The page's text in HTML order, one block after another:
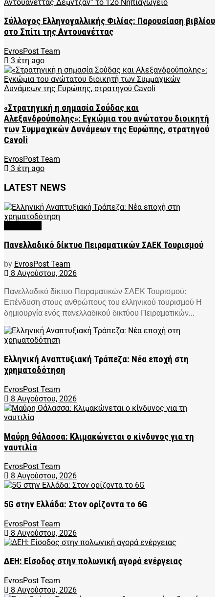
Σύλλογος Ελληνογαλλικής Φιλίας: Παρουσίαση βιβλίου
στο Σπίτι της Αντουανέττας
EvrosPost Team
3 έτη ago
«Στρατηγική η σημασία Σούδας και
Αλεξανδρούπολης»: Eγκώμια του ανώτατου διοικητή
των Συμμαχικών Δυνάμεων της Ευρώπης, στρατηγoύ
Cavoli
EvrosPost Team
3 έτη ago
LATEST NEWS
Πανελλαδικό δίκτυο Πειραματικών ΣΑΕΚ Τουρισμού
by EvrosPost Team
8 Αυγούστου, 2026
Πανελλαδικό δίκτυο Πειραματικών ΣΑΕΚ Τουρισμού:
Επένδυση στους ανθρώπους του ελληνικού τουρισμού Η
δημιουργία ενός πανελλαδικού δικτύου Πειραματικών...
Ελληνική Αναπτυξιακή Τράπεζα: Νέα εποχή στη
χρηματοδότηση
EvrosPost Team
8 Αυγούστου, 2026
Μαύρη Θάλασσα: Κλιμακώνεται ο κίνδυνος για τη
ναυτιλία
EvrosPost Team
8 Αυγούστου, 2026
5G στην Ελλάδα: Στον ορίζοντα το 6G
EvrosPost Team
8 Αυγούστου, 2026
ΔΕΗ: Είσοδος στην πολωνική αγορά ενέργειας
EvrosPost Team
8 Αυγούστου, 2026